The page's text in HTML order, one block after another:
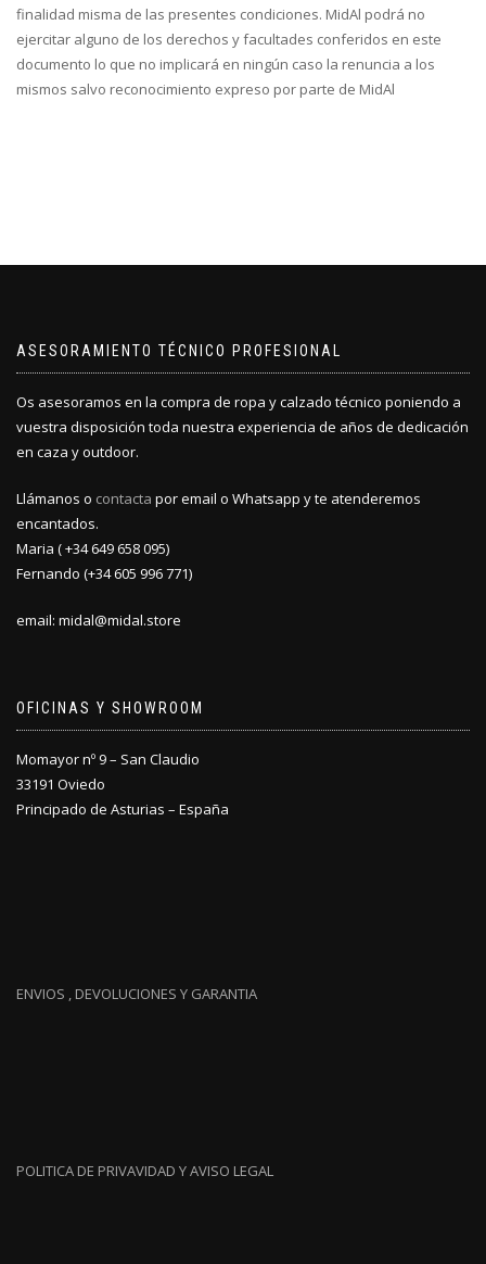
finalidad misma de las presentes condiciones. MidAl podrá no
ejercitar alguno de los derechos y facultades conferidos en este
documento lo que no implicará en ningún caso la renuncia a los
mismos salvo reconocimiento expreso por parte de MidAl
ASESORAMIENTO TÉCNICO PROFESIONAL
Os asesoramos en la compra de ropa y calzado técnico poniendo a
vuestra disposición toda nuestra experiencia de años de dedicación
en caza y outdoor.
Llámanos o contacta por email o Whatsapp y te atenderemos
encantados.
Maria ( +34 649 658 095)
Fernando (+34 605 996 771)
email: midal@midal.store
OFICINAS Y SHOWROOM
Momayor nº 9 – San Claudio
33191 Oviedo
Principado de Asturias – España
ENVIOS , DEVOLUCIONES Y GARANTIA
POLITICA DE PRIVAVIDAD Y AVISO LEGAL